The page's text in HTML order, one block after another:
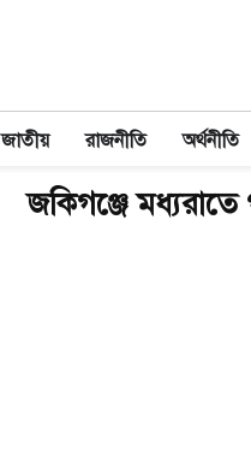
জাতীয় রাজনীতি অর্থনীতি
জকিগঞ্জে